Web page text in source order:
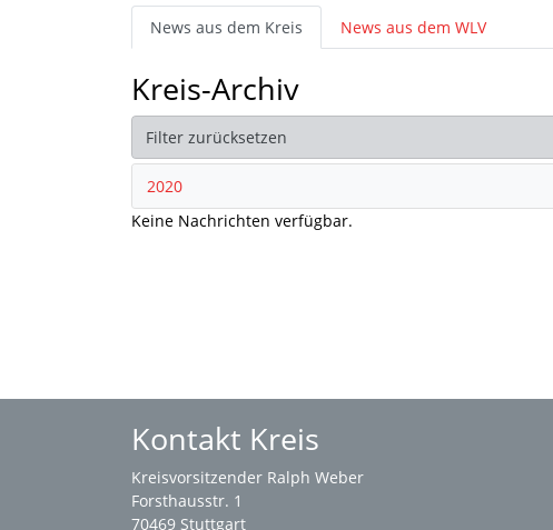
News aus dem Kreis News aus dem WLV
Kreis-Archiv
Filter zurücksetzen
2020
Keine Nachrichten verfügbar.
Kontakt Kreis
Kreisvorsitzender Ralph Weber
Forsthausstr. 1
70469 Stuttgart